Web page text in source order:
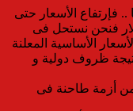
فإرتفاع الأسعار حتى
فنحن نستحل فى
الأساسية المعلنة
ظروف دولية و
من أزمة طاحنة فى